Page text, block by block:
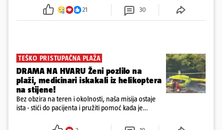
tamošnji liječnici ne vjeruju u oporavak: 'Imamo
21 30
TEŠKO PRISTUPAČNA PLAŽA
DRAMA NA HVARU Ženi pozlilo na
plaži, medicinari iskakali iz helikoptera
na stijene!
Bez obzira na teren i okolnosti, naša misija ostaje
ista - stići do pacijenta i pružiti pomoć kada je